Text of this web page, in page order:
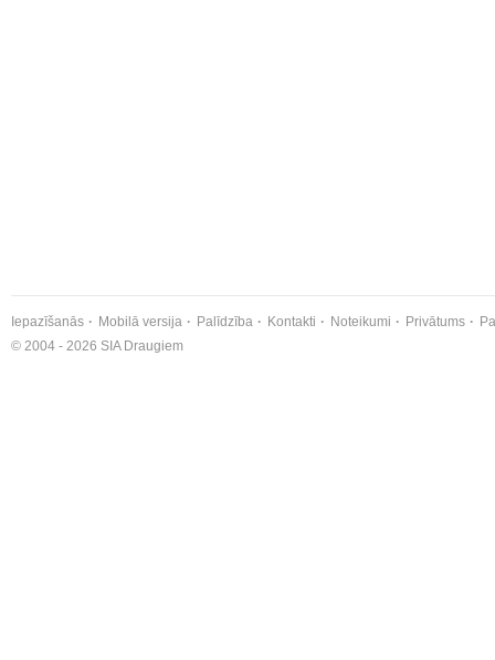
Iepazīšanās Mobilā versija Palīdzība Kontakti Noteikumi Privātums
© 2004 - 2026 SIA Draugiem